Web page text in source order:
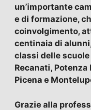
un’importante
e di formazione,
coinvolgimento,
centinaia di
classi delle
Recanati, Potenza
Picena e
Grazie alla